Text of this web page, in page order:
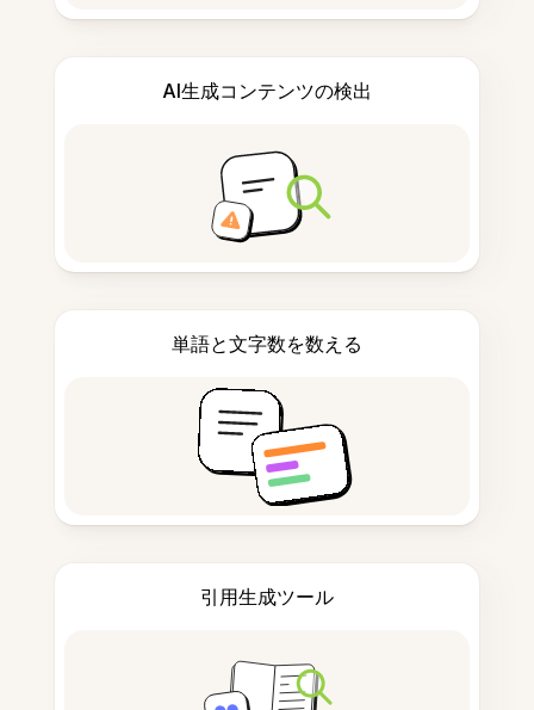
AI生成コンテンツの検出
単語と文字数を数える
引用生成ツール